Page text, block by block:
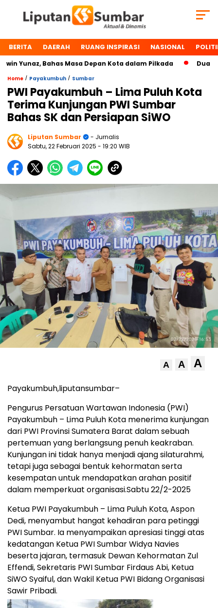
BERITA DAERAH RUANG INSPIRASI NASIONAL
Bahas Masa Depan Kota dalam Pilkada Dua
Home / Payakumbuh / Sumbar
PWI Payakumbuh – Lima Puluh Kota
Terima Kunjungan PWI Sumbar
Bahas SK dan Persiapan SiWO
Liputan Sumbar
- Jurnalis
Sabtu, 22 Februari 2025 - 19:20 WIB
A A A
Payakumbuh,liputansumbar–
Pengurus Persatuan Wartawan Indonesia (PWI)
Payakumbuh – Lima Puluh Kota menerima kunjungan
dari PWI Provinsi Sumatera Barat dalam sebuah
pertemuan yang berlangsung penuh keakraban.
Kunjungan ini tidak hanya menjadi ajang silaturahmi,
tetapi juga sebagai bentuk kehormatan serta
kesempatan untuk mendapatkan arahan positif
dalam memperkuat organisasi.Sabtu 22/2-2025
Ketua PWI Payakumbuh – Lima Puluh Kota, Aspon
Dedi, menyambut hangat kehadiran para petinggi
PWI Sumbar. Ia menyampaikan apresiasi tinggi atas
kedatangan Ketua PWI Sumbar Widya Navies
beserta jajaran, termasuk Dewan Kehormatan Zul
Effendi, Sekretaris PWI Sumbar Firdaus Abi, Ketua
SiWO Syaiful, dan Wakil Ketua PWI Bidang Organisasi
Sawir Pribadi.